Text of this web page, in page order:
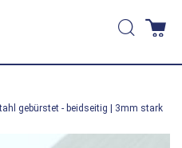
Inhalt
Suche
gebürstet - beidseitig | 3mm stark